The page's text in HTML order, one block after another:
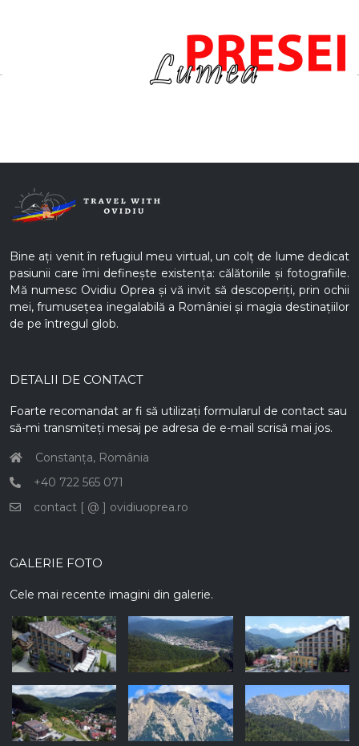
Bine ați venit în refugiul meu virtual, un colț de lume dedicat
pasiunii care îmi definește existența: călătoriile și fotografiile.
Mă numesc Ovidiu Oprea și vă invit să descoperiți, prin ochii
mei, frumusețea inegalabilă a României și magia destinațiilor
de pe întregul glob.
DETALII DE CONTACT
Foarte recomandat ar fi să utilizați formularul de contact sau
să-mi transmiteți mesaj pe adresa de e-mail scrisă mai jos.
Constanța, România
+40 722 565 071
contact [ @ ] ovidiuoprea.ro
GALERIE FOTO
Cele mai recente imagini din galerie.